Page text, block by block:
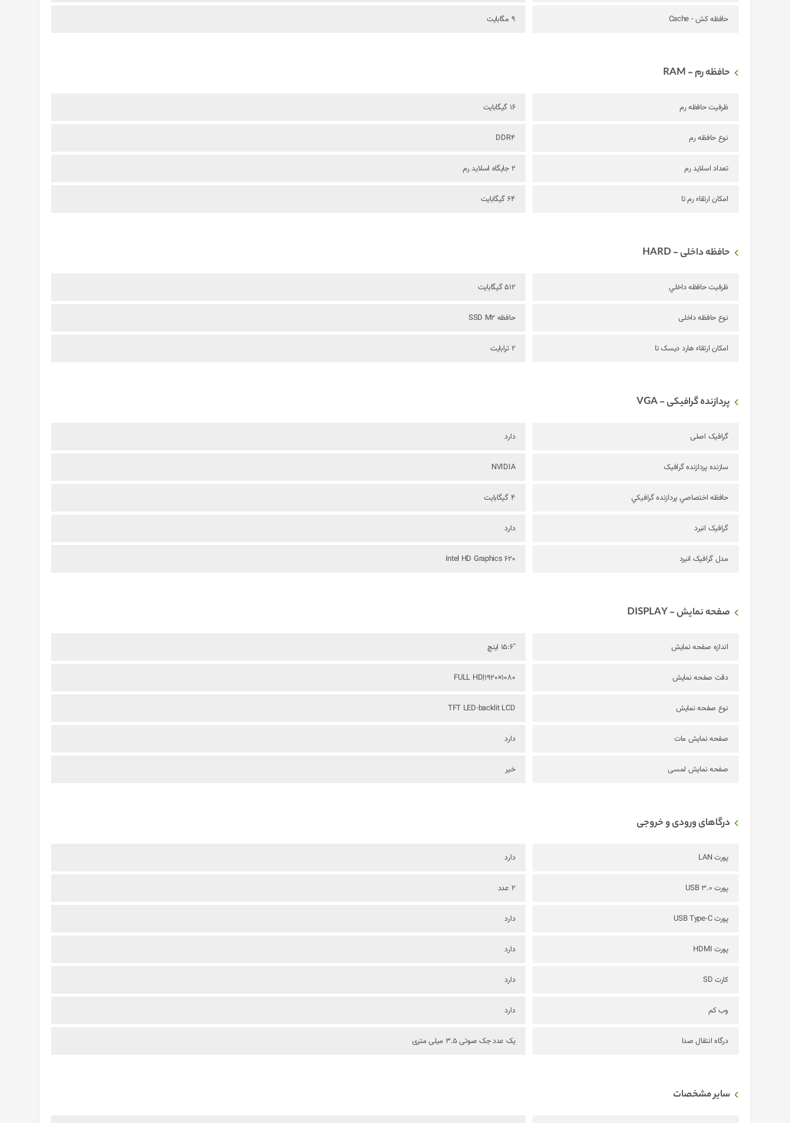
حافظه کش - Cache 9 مگابایت
حافظه رم - RAM
ظرفیت حافظه رم 16 گیگابایت
نوع حافظه رم DDR4
تعداد اسلاید رم 2 جایگاه اسلاید رم
امکان ارتقاء رم تا 64 گیگابایت
حافظه داخلی - HARD
ظرفيت حافظه داخلي 512 گیگابایت
نوع حافظه داخلی حافظه SSD M2
امکان ارتقاء هارد دیسک تا 2 ترابایت
پردازنده گرافیکی - VGA
گرافیک اصلی دارد
سازنده پردازنده گرافیک NVIDIA
حافظه اختصاصي پردازنده گرافيکي 4 گیگابایت
گرافیک انبرد دارد
مدل گرافیک انبرد Intel HD Graphics 620
صفحه نمایش - DISPLAY
اندازه صفحه نمایش "15:6 اینچ
دقت صفحه نمایش FULL HD|1920×1080
نوع صفحه نمایش TFT LED-backlit LCD
صفحه نمایش مات دارد
صفحه نمایش لمسی خیر
درگاهای ورودی و خروجی
پورت LAN دارد
پورت USB 3.0 2 عدد
پورت USB Type-C دارد
پورت HDMI دارد
کارت SD دارد
وب کم دارد
درگاه انتقال صدا یک عدد جک صوتی 3.5 میلی متری
سایر مشخصات